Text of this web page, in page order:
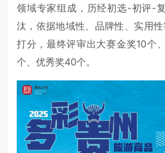
领域专家组成，历经初选-初评-
汰，依据地域性、品牌性、实用
打分，最终评审出大赛金奖10个
个、优秀奖40个。